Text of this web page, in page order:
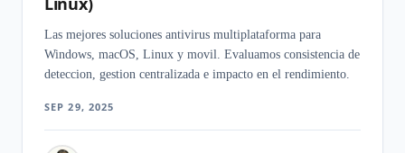
Las mejores soluciones antivirus multiplataforma para
Windows, macOS, Linux y movil. Evaluamos consistencia de
deteccion, gestion centralizada e impacto en el rendimiento.
SEP 29, 2025